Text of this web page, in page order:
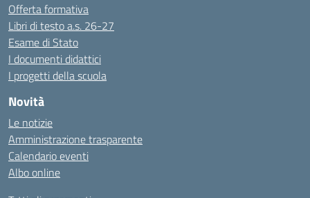
Offerta formativa
Libri di testo a.s. 26-27
Esame di Stato
I documenti didattici
I progetti della scuola
Novità
Le notizie
Amministrazione trasparente
Calendario eventi
Albo online